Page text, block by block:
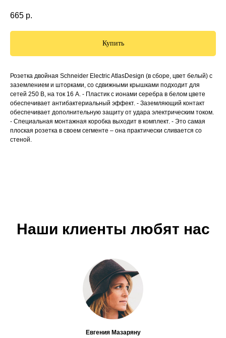
665 р.
Купить
Розетка двойная Schneider Electric AtlasDesign (в сборе, цвет белый) с
заземлением и шторками, со сдвижными крышками подходит для
сетей 250 В, на ток 16 А. - Пластик с ионами серебра в белом цвете
обеспечивает антибактериальный эффект. - Заземляющий контакт
обеспечивает дополнительную защиту от удара электрическим током.
- Специальная монтажная коробка выходит в комплект. - Это самая
плоская розетка в своем сегменте – она практически сливается со
стеной.
Наши клиенты любят нас
Евгения Мазаряну